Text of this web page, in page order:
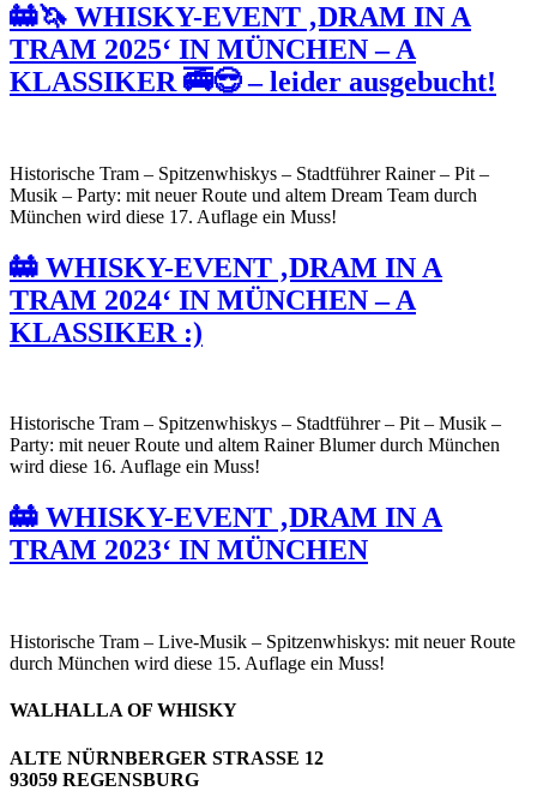
🚋🦄 WHISKY-EVENT ‚DRAM IN A
TRAM 2025‘ IN MÜNCHEN – A
KLASSIKER 🚎😎 – leider ausgebucht!
Historische Tram – Spitzenwhiskys – Stadtführer Rainer – Pit –
Musik – Party: mit neuer Route und altem Dream Team durch
München wird diese 17. Auflage ein Muss!
🚋 WHISKY-EVENT ‚DRAM IN A
TRAM 2024‘ IN MÜNCHEN – A
KLASSIKER :)
Historische Tram – Spitzenwhiskys – Stadtführer – Pit – Musik –
Party: mit neuer Route und altem Rainer Blumer durch München
wird diese 16. Auflage ein Muss!
🚋 WHISKY-EVENT ‚DRAM IN A
TRAM 2023‘ IN MÜNCHEN
Historische Tram – Live-Musik – Spitzenwhiskys: mit neuer Route
durch München wird diese 15. Auflage ein Muss!
WALHALLA OF WHISKY
ALTE NÜRNBERGER STRASSE 12
93059 REGENSBURG